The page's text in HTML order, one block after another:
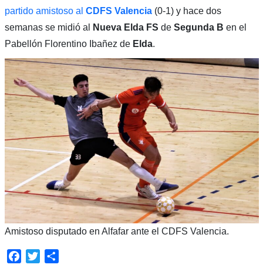
partido amistoso al CDFS Valencia(0-1) y hace dos
semanas se midió al
Nueva Elda FS de Segunda B en el
Pabellón Florentino Ibañez de Elda.
Amistoso disputado en Alfafar ante el CDFS Valencia.
Facebook
Twitter